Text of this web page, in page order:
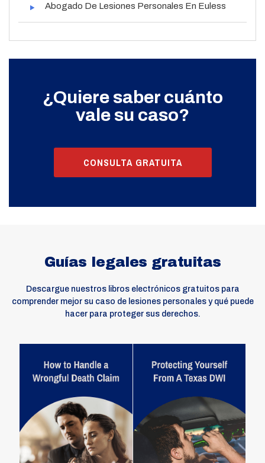
Abogado De Lesiones Personales En Euless
¿Quiere saber cuánto
vale su caso?
CONSULTA GRATUITA
Guías legales gratuitas
Descargue nuestros libros electrónicos gratuitos para
comprender mejor su caso de lesiones personales y qué puede
hacer para proteger sus derechos.